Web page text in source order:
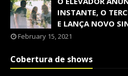
INSTANTE, O
E LANÇA NOVO
February 15, 2021
Cobertura de shows